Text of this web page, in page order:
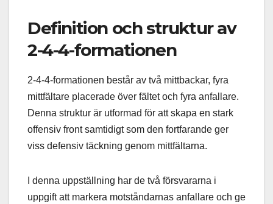
Definition och struktur av
2-4-4-formationen
2-4-4-formationen består av två mittbackar, fyra
mittfältare placerade över fältet och fyra anfallare.
Denna struktur är utformad för att skapa en stark
offensiv front samtidigt som den fortfarande ger
viss defensiv täckning genom mittfältarna.
I denna uppställning har de två försvararna i
uppgift att markera motståndarnas anfallare och ge